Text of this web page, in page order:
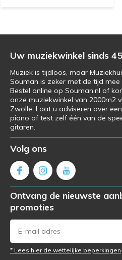
Uw muziekwinkel sinds
Muziek is tijdloos, maar
Souman is zeker met de tijd mee
Bestel online op Souman.nl of
onze muziekwinkel van 2000m2
Zwolle. Laat u adviseren over
piano of test zelf één van de
gitaren.
Volg ons
Ontvang de nieuwste
promoties
* Lees hier de wettelijke beperkingen